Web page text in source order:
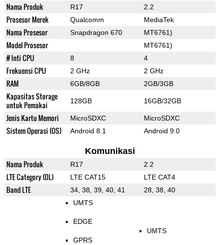
Nama Produk R17 2.2
Prosesor Merek Qualcomm MediaTek
Nama Prosesor Snapdragon 670 MT6761)
Model Prosesor MT6761)
# Inti CPU 8 4
Frekuensi CPU 2 GHz 2 GHz
RAM 6GB/8GB 2GB/3GB
Kapasitas Storage
untuk Pemakai
128GB 16GB/32GB
Jenis Kartu Memori MicroSDXC MicroSDXC
Sistem Operasi (OS) Android 8.1 Android 9.0
Komunikasi
Nama Produk R17 2.2
LTE Category (DL) LTE CAT15 LTE CAT4
Band LTE 34, 38, 39, 40, 41 28, 38, 40
UMTS
EDGE
GPRS
UMTS